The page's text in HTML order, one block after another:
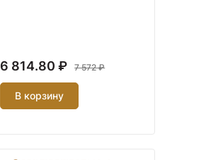
6 814.80 ₽ 7 572 ₽
В корзину